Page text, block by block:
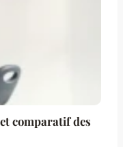
comparatif des